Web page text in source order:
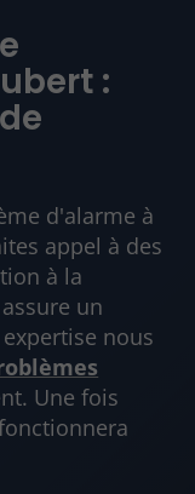
:
d'alarme à
appel à des
à la
un
nous
Une fois